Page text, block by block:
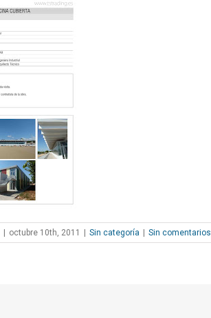
octubre 10th, 2011 Sin categoría Sin comentarios